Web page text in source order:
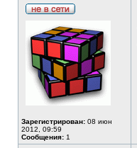
Зарегистрирован: 08 июн
2012, 09:59
Сообщения: 1